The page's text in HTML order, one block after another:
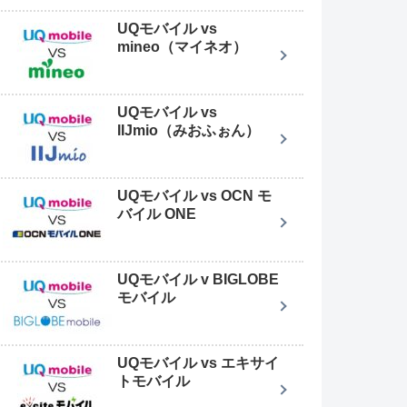
UQモバイル vs
mineo（マイネオ）
UQモバイル vs
IIJmio（みおふぉん）
UQモバイル vs OCN モ
バイル ONE
UQモバイル v BIGLOBE
モバイル
UQモバイル vs エキサイ
トモバイル